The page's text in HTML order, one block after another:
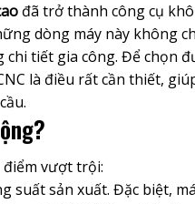
đã trở thành công cụ
dòng máy này không
tiết gia công. Để chọn
là điều rất cần thiết,
điểm vượt trội:
suất sản xuất. Đặc biệt,